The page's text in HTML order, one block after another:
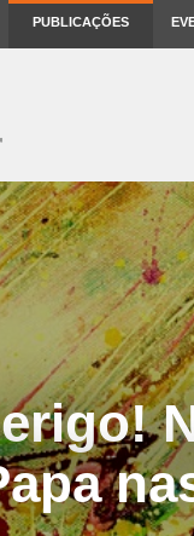
PUBLICAÇÕES